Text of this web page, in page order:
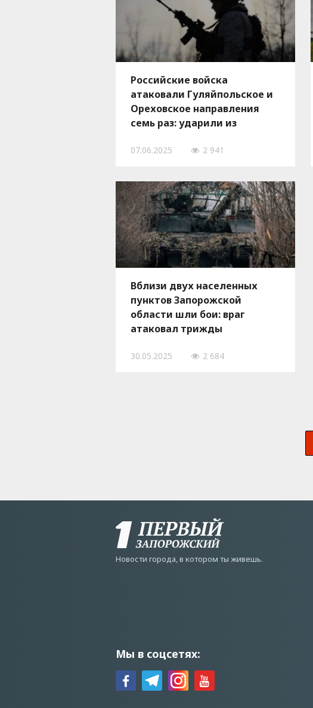
Российские войска
атаковали Гуляйпольское и
Ореховское направления
семь раз: ударили из
населенным пунктам
07.06.2025 2 941
Вблизи двух населенных
пунктов Запорожской
области шли бои: враг
атаковал трижды
30.05.2025 2 684
Новости города, в котором ты живешь.
Мы в соцсетях: